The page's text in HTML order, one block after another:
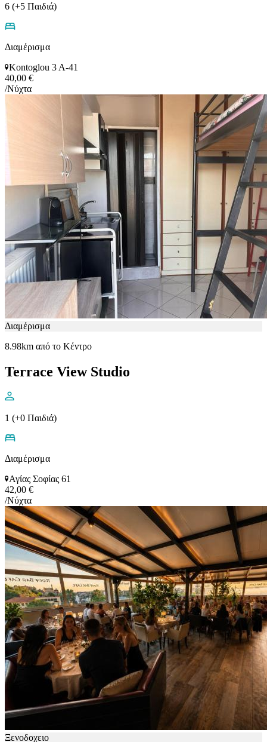
6 (+5 Παιδιά)
Διαμέρισμα
Kontoglou 3 A-41
40,00 €
/Νύχτα
Διαμέρισμα
8.98km από το Κέντρο
Terrace View Studio
1 (+0 Παιδιά)
Διαμέρισμα
Αγίας Σοφίας 61
42,00 €
/Νύχτα
Ξενοδοχειο